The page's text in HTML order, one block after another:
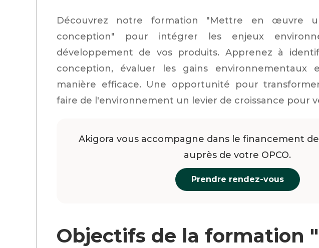
Découvrez notre formation "Mettre en œuvre
conception" pour intégrer les enjeux
développement de vos produits. Apprenez à
conception, évaluer les gains environnementaux
manière efficace. Une opportunité pour
faire de l'environnement un levier de croissance pour
Akigora vous accompagne dans le financement
auprès de votre OPCO.
Prendre rendez-vous
Objectifs de la formation